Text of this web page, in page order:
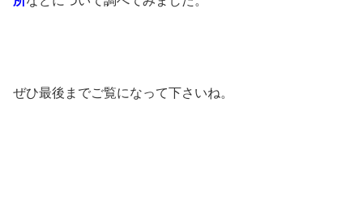
ぜひ最後までご覧になって下さいね。